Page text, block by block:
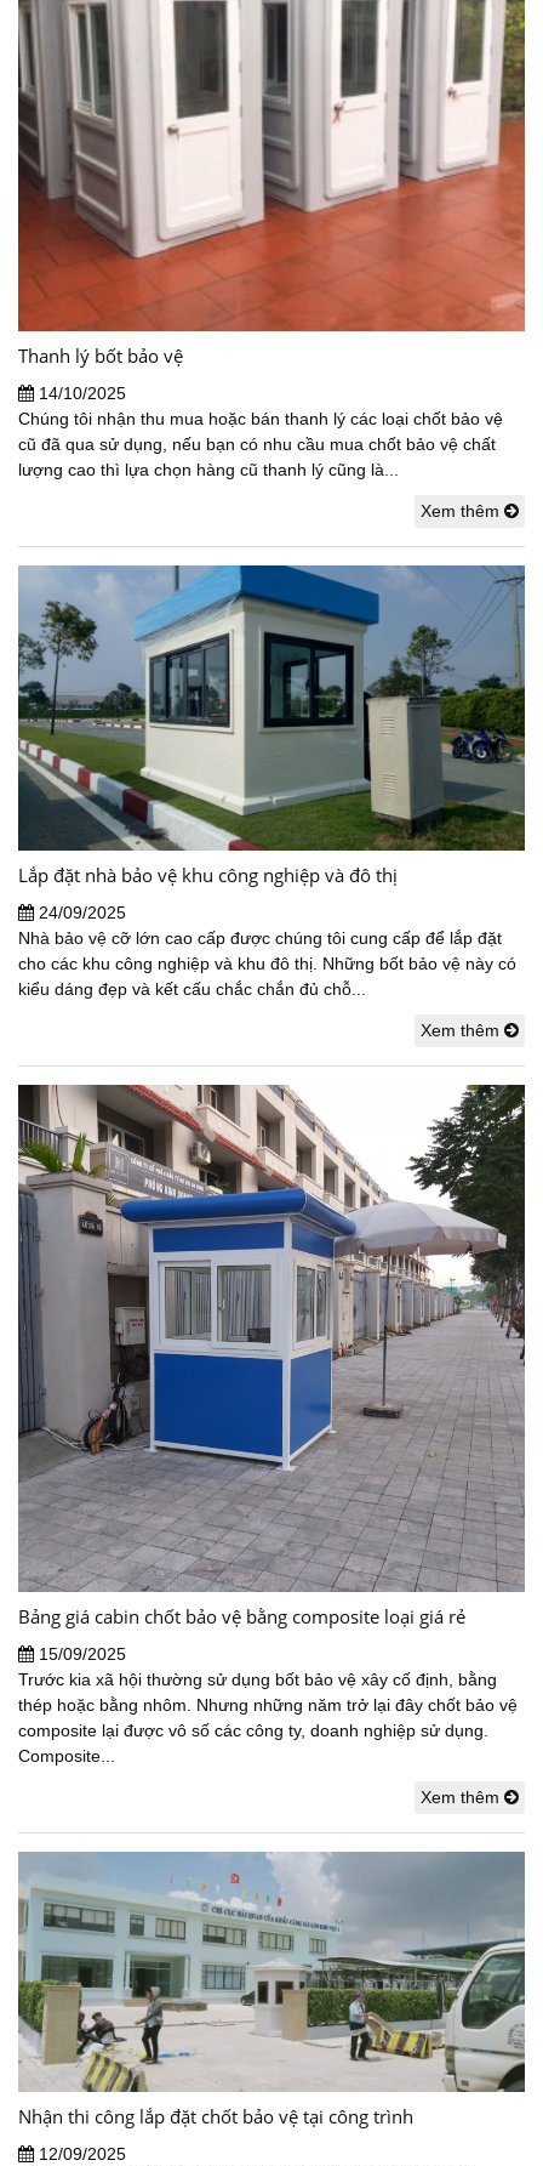
Thanh lý bốt bảo vệ
14/10/2025
Chúng tôi nhận thu mua hoặc bán thanh lý các loại chốt bảo vệ
cũ đã qua sử dụng, nếu bạn có nhu cầu mua chốt bảo vệ chất
lượng cao thì lựa chọn hàng cũ thanh lý cũng là...
Xem thêm
Lắp đặt nhà bảo vệ khu công nghiệp và đô thị
24/09/2025
Nhà bảo vệ cỡ lớn cao cấp được chúng tôi cung cấp để lắp đặt
cho các khu công nghiệp và khu đô thị. Những bốt bảo vệ này có
kiểu dáng đẹp và kết cấu chắc chắn đủ chỗ...
Xem thêm
Bảng giá cabin chốt bảo vệ bằng composite loại giá rẻ
15/09/2025
Trước kia xã hội thường sử dụng bốt bảo vệ xây cố định, bằng
thép hoặc bằng nhôm. Nhưng những năm trở lại đây chốt bảo vệ
composite lại được vô số các công ty, doanh nghiệp sử dụng.
Composite...
Xem thêm
Nhận thi công lắp đặt chốt bảo vệ tại công trình
12/09/2025